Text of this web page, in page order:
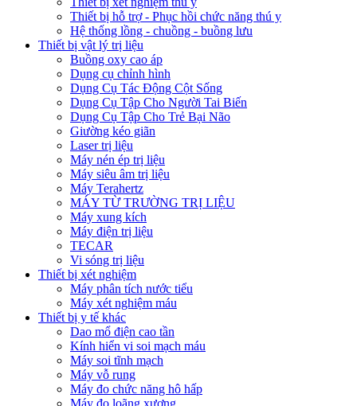
Thiết bị hỗ trợ - Phục hồi chức năng thú y
Hệ thống lồng - chuồng - buồng lưu
Thiết bị vật lý trị liệu
Buồng oxy cao áp
Dụng cụ chỉnh hình
Dụng Cụ Tác Động Cột Sống
Dụng Cụ Tập Cho Người Tai Biến
Dụng Cụ Tập Cho Trẻ Bại Não
Giường kéo giãn
Laser trị liệu
Máy nén ép trị liệu
Máy siêu âm trị liệu
Máy Terahertz
MÁY TỪ TRƯỜNG TRỊ LIỆU
Máy xung kích
Máy điện trị liệu
TECAR
Vi sóng trị liệu
Thiết bị xét nghiệm
Máy phân tích nước tiểu
Máy xét nghiệm máu
Thiết bị y tế khác
Dao mổ điện cao tần
Kính hiển vi soi mạch máu
Máy soi tĩnh mạch
Máy vỗ rung
Máy đo chức năng hô hấp
Máy đo loãng xương